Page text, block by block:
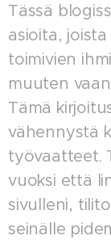
Tässä
asioita,
toimivien
muuten
Tämä
vähennystä
työvaatteet.
vuoksi että
sivulleni,
seinälle